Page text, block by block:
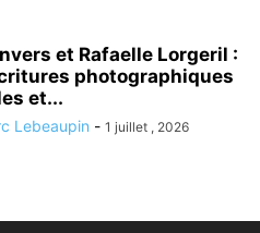
et Rafaelle Lorgeril :
photographiques
et...
Lebeaupin - 1 juillet , 2026